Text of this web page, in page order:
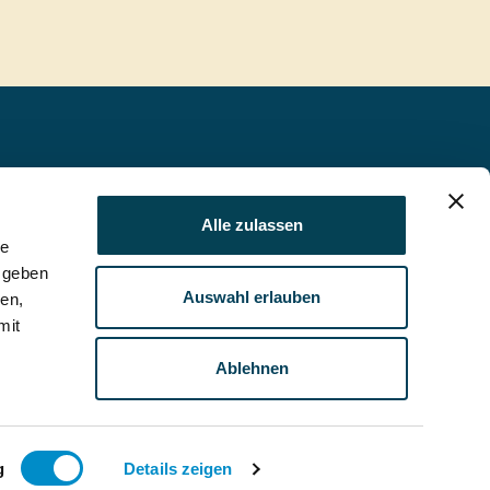
Details zeigen
Alle zulassen
Auswahl erlauben
Ablehnen